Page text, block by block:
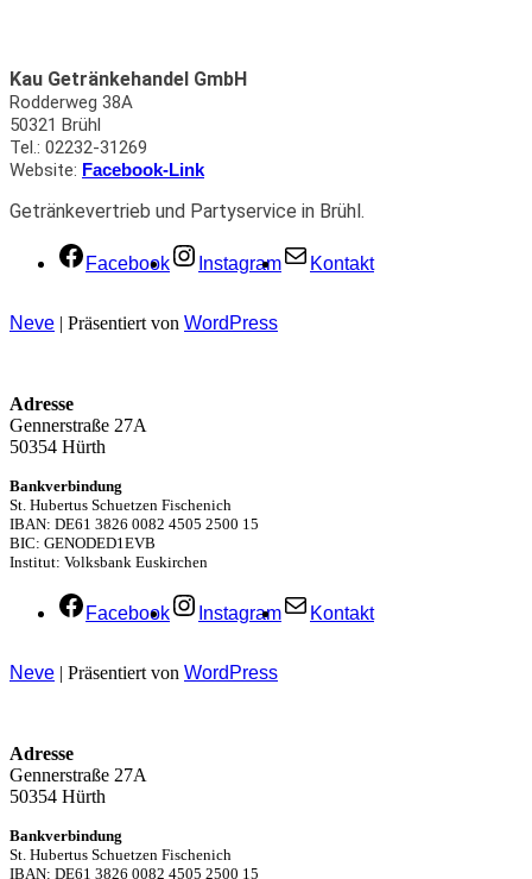
Kau Getränkehandel GmbH
Rodderweg 38A
50321 Brühl
Tel.: 02232-31269
Website: Facebook-Link
Getränkevertrieb und Partyservice in Brühl.
Facebook Instagram Kontakt
Neve | Präsentiert von WordPress
Adresse
Gennerstraße 27A
50354 Hürth
Bankverbindung
St. Hubertus Schuetzen Fischenich
IBAN: DE61 3826 0082 4505 2500 15
BIC: GENODED1EVB
Institut: Volksbank Euskirchen
Facebook Instagram Kontakt
Neve | Präsentiert von WordPress
Adresse
Gennerstraße 27A
50354 Hürth
Bankverbindung
St. Hubertus Schuetzen Fischenich
IBAN: DE61 3826 0082 4505 2500 15